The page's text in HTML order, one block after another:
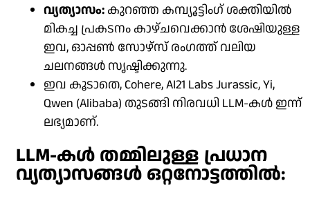
വ്യത്യാസം: കുറഞ്ഞ കമ്പ്യൂട്ടിംഗ് ശക്തിയിൽ
മികച്ച പ്രകടനം കാഴ്ചവെക്കാൻ ശേഷിയുള്ള
ഇവ, ഓപ്പൺ സോഴ്‌സ് രംഗത്ത് വലിയ
ചലനങ്ങൾ സൃഷ്ടിക്കുന്നു.
ഇവ കൂടാതെ, Cohere, AI21 Labs Jurassic, Yi,
Qwen (Alibaba) തുടങ്ങി നിരവധി LLM-കൾ ഇന്ന്
ലഭ്യമാണ്.
LLM-കൾ തമ്മിലുള്ള പ്രധാന
വ്യത്യാസങ്ങൾ ഒറ്റനോട്ടത്തിൽ: